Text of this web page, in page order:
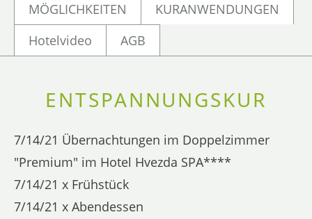
MÖGLICHKEITEN
KURANWENDUNGEN
Hotelvideo
AGB
ENTSPANNUNGSKUR
7/14/21 Übernachtungen im Doppelzimmer
"Premium" im Hotel Hvezda SPA****
7/14/21 x Frühstück
7/14/21 x Abendessen